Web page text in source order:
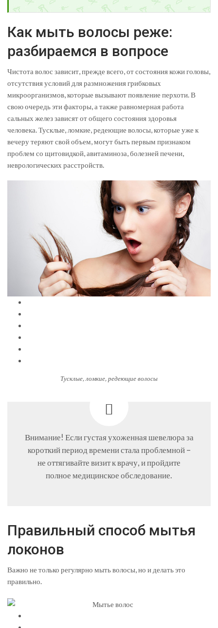
Как мыть волосы реже:
разбираемся в вопросе
Чистота волос зависит, прежде всего, от состояния кожи головы,
отсутствия условий для размножения грибковых
микроорганизмов, которые вызывают появление перхоти. В
свою очередь эти факторы, а также равномерная работа
сальных желез зависят от общего состояния здоровья
человека. Тусклые, ломкие, редеющие волосы, которые уже к
вечеру теряют свой объем, могут быть первым признаком
проблем со щитовидкой, авитаминоза, болезней печени,
неврологических расстройств.
Тусклые, ломкие, редеющие волосы
Внимание! Если густая ухоженная шевелюра за
короткий период времени стала проблемной –
не оттягивайте визит к врачу, и пройдите
полное медицинское обследование.
Правильный способ мытья
локонов
Важно не только регулярно мыть волосы, но и делать это
правильно.